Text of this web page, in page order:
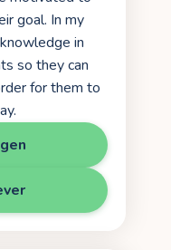
goal. In my
in
so they can
for them to